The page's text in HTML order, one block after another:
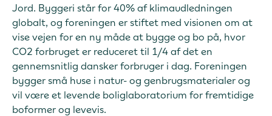
Jord. Byggeri står for 40% af klimaudledningen
globalt, og foreningen er stiftet med visionen om at
vise vejen for en ny måde at bygge og bo på, hvor
CO2 forbruget er reduceret til 1/4 af det en
gennemsnitlig dansker forbruger i dag. Foreningen
bygger små huse i natur- og genbrugsmaterialer og
vil være et levende boliglaboratorium for fremtidige
boformer og levevis.